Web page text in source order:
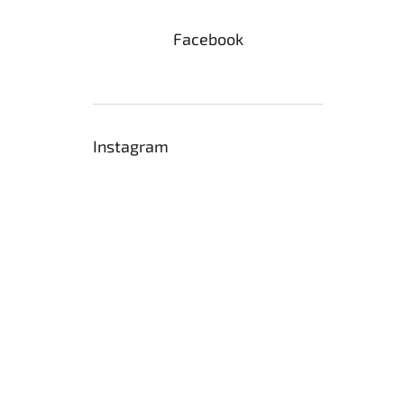
Facebook
Instagram